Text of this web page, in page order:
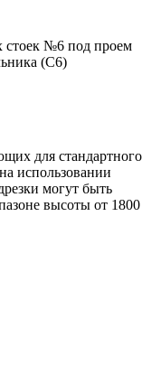
для стандартного
использовании
могут быть
высоты от 1800